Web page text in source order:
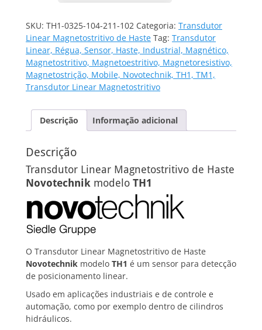
104-
211-
102
quantidade
SKU: TH1-0325-104-211-102 Categoria: Transdutor
Linear Magnetostritivo de Haste Tag: Transdutor
Linear, Régua, Sensor, Haste, Industrial, Magnético,
Magnetostritivo, Magnetoestritivo, Magnetoresistivo,
Magnetostrição, Mobile, Novotechnik, TH1, TM1,
Transdutor Linear Magnetostritivo
Descrição Informação adicional
Descrição
Transdutor Linear Magnetostritivo de Haste
Novotechnik modelo TH1
O Transdutor Linear Magnetostritivo de Haste
Novotechnik modelo TH1 é um sensor para detecção
de posicionamento linear.
Usado em aplicações industriais e de controle e
automação, como por exemplo dentro de cilindros
hidráulicos.